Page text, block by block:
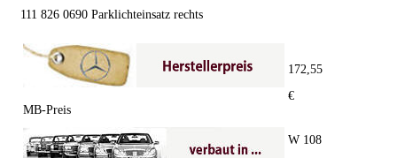
111 826 0690 Parklichteinsatz rechts
MB-Preis
172,55
€
W 108